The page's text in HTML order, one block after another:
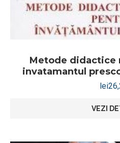
Metode didactice
invatamantul
lei
VEZI